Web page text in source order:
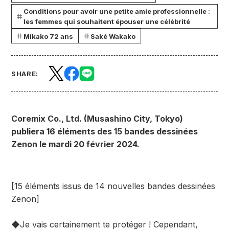
Conditions pour avoir une petite amie professionnelle :
les femmes qui souhaitent épouser une célébrité
Mikako 72 ans
Saké Wakako
SHARE:
Coremix Co., Ltd. (Musashino City, Tokyo)
publiera 16 éléments des 15 bandes dessinées
Zenon le mardi 20 février 2024.
[15 éléments issus de 14 nouvelles bandes dessinées
Zenon]
◆Je vais certainement te protéger ! Cependant,